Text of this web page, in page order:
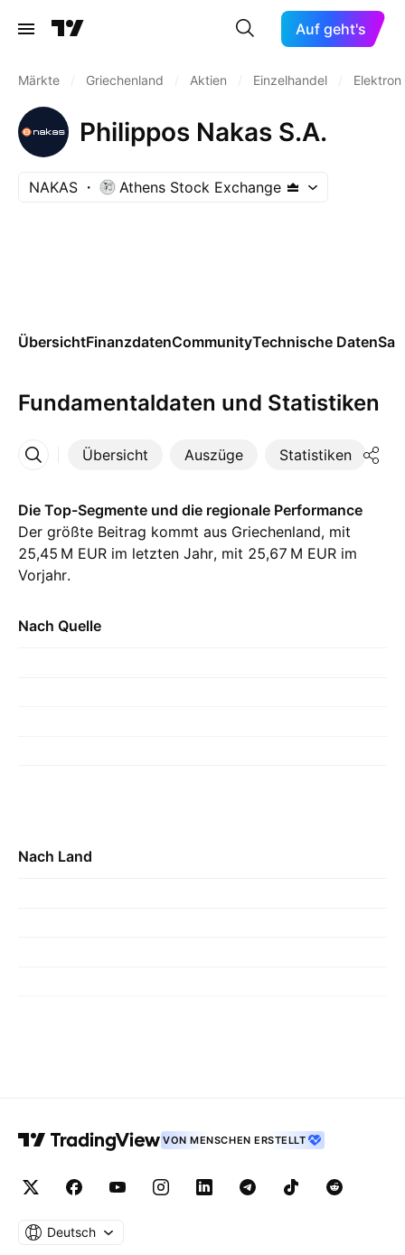
Auf geht's
Märkte Griechenland Aktien Einzelhandel
Philippos Nakas S.A.
NAKAS Athens Stock Exchange
ÜbersichtFinanzdatenCommunityTechnische Daten
Fundamentaldaten und Statistiken
Übersicht Auszüge Statistiken
Mehr
Die Top-Segmente und die regionale Performance
Der größte Beitrag kommt aus Griechenland, mit
‪25,45 M‬ EUR im letzten Jahr, mit ‪25,67 M‬ EUR im
Vorjahr.
Nach Quelle
Nach Land
VON MENSCHEN ERSTELLT
Deutsch